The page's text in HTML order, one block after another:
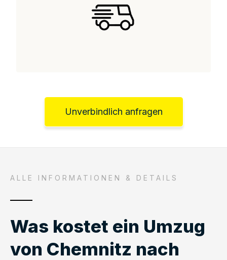
Unverbindlich anfragen
ALLE INFORMATIONEN & DETAILS
Was kostet ein Umzug
von Chemnitz nach